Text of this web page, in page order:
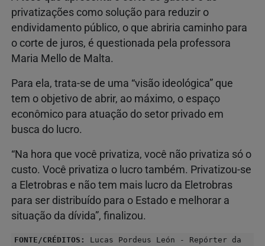
privatizações como solução para reduzir o
endividamento público, o que abriria caminho para
o corte de juros, é questionada pela professora
Maria Mello de Malta.
Para ela, trata-se de uma “visão ideológica” que
tem o objetivo de abrir, ao máximo, o espaço
econômico para atuação do setor privado em
busca do lucro.
“Na hora que você privatiza, você não privatiza só o
custo. Você privatiza o lucro também. Privatizou-se
a Eletrobras e não tem mais lucro da Eletrobras
para ser distribuído para o Estado e melhorar a
situação da dívida”, finalizou.
FONTE/CRÉDITOS:
Lucas Pordeus León - Repórter da